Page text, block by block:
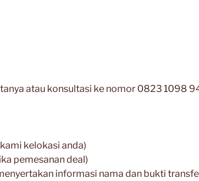
atau konsultasi ke nomor 0823 1098
kelokasi anda)
pemesanan deal)
informasi nama dan bukti